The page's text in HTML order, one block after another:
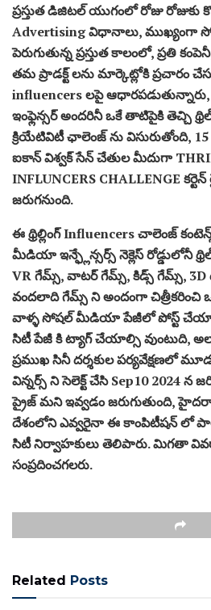
ప్రస్తుత డిజిటల్ యుగంలో రోజు రోజుకు
Advertising విధానాలు,
పెరుగుతున్న ప్రస్తుత కాలంలో, ప్రతి
తమ ప్రాడక్ట్ లను మార్కెట్లోకి
influencers లపై
ఇంఫ్లెన్సర్ అందరినీ ఒకే తాటిపైకి తెచ్చి
క్రియేటివిటీ ఛాలెంజ్ ను విసురుతోంది,
ఐకాన్ విశ్వక్ సేన్ చేతుల మీదుగా
INFLUNCERS CHALLENGE
జరుగనుంది.
ఈ థ్రిల్లింగ్ Influencers చాలెంజ్
మీడియా ఇన్ఫ్లేన్సర్స్ నెక్లెస్ రోడ్డులోనీ
VR గేమ్స్, వాటర్ గేమ్స్, కిడ్స్ గేమ్స్,
వందలాది గేమ్స్ ని అందంగా
వాళ్ళ సోషల్ మీడియా పేజీలో పోస్ట్ చేయాలి,
సిటీ పేజీ కి ట్యాగ్ చేయాల్సి వుంటుది,
ప్రముఖ సినీ దర్శకుల పర్యవేక్షణలో
విన్నర్స్ ని సెలెక్ట్ చేసి Sep10 2024 న
ప్రైజ్ మని ఇవ్వడం జరుగుతుంది,
దేశంలోని ఎవ్వరైనా ఈ కాంపిటీషన్ లో
సిటీ నిర్వాహకులు తెలిపారు. మిగతా
సంప్రదించగలరు.
Related Posts